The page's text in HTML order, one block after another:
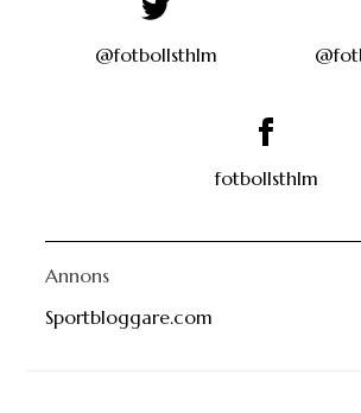
@fotbollsthlm
fotbollsthlm
Annons
Sportbloggare.com